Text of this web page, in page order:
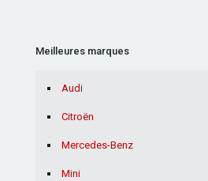
Meilleures marques
Audi
Citroën
Mercedes-Benz
Mini